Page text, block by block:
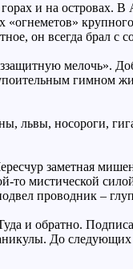
горах и на
«огнеметов»
он всегда брал
мелочь».
львы, носороги,
заметная
то мистической
проводник –
и обратно.
До